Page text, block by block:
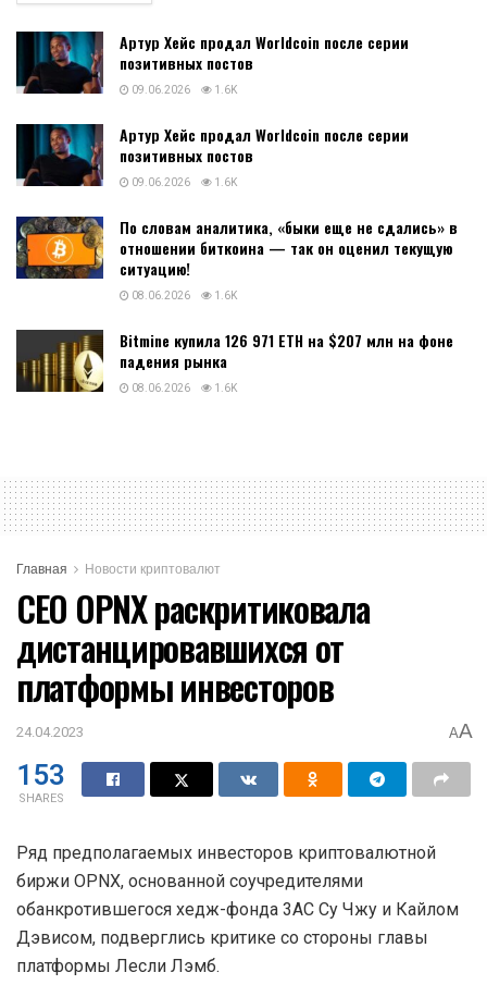
Артур Хейс продал Worldcoin после серии
позитивных постов
09.06.2026 1.6K
Артур Хейс продал Worldcoin после серии
позитивных постов
09.06.2026 1.6K
По словам аналитика, «быки еще не сдались» в
отношении биткоина — так он оценил текущую
ситуацию!
08.06.2026 1.6K
Bitmine купила 126 971 ETH на $207 млн на фоне
падения рынка
08.06.2026 1.6K
Главная Новости криптовалют
CEO OPNX раскритиковала
дистанцировавшихся от
платформы инвесторов
24.04.2023 AA
153
SHARES
Ряд предполагаемых инвесторов криптовалютной
биржи OPNX, основанной соучредителями
обанкротившегося хедж-фонда 3AC Су Чжу и Кайлом
Дэвисом, подверглись критике со стороны главы
платформы Лесли Лэмб.